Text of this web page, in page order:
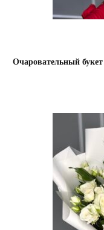
Очаровательный